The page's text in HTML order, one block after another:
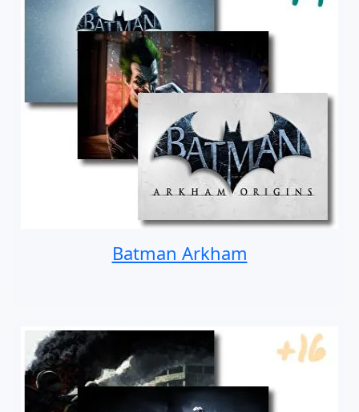
Batman Arkham